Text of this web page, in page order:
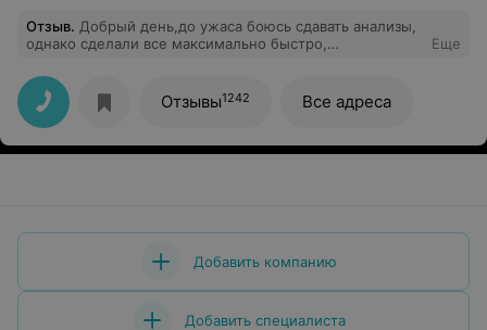
Отзыв. Добрый день,до ужаса боюсь сдавать анализы,
однако сделали все максимально быстро,
обращаться ещё раз!)
Еще
Отзывы1242 Все адреса
Добавить компанию
Добавить специалиста